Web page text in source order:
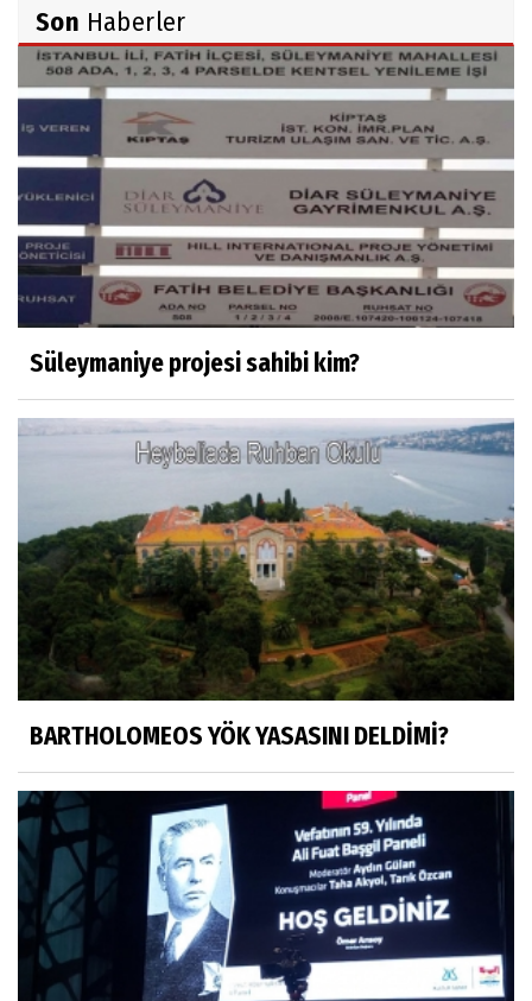
TÜRK DEVLETLERİ TEŞKİLATI'NI ANLAMAK
M. Şevket Atalay
Nüfus ve Seçmen sayıları tutarsızlığı
Misafir Yazar
Yapay zekâ platformlarında ebeveyn
kontrolü sağlamak
OLANIN ÖZETİ!.
HÜSEYİN MOVİT
HÜSEYİN MOVİT ABİMİZİN SON
PAYLAŞIMLARI
Prof. Dr. Nevzat Gözaydın
"Bir gecede millet cahil kaldı Alfabemiz
Sosyal medya
Gönenli Mehmet efendi kıssalarından biri
RIZK
Arşiv haberlerimiz
TÜRKİYEYE DEMOKRASI ŞIP DİYE GELMEDİ
Son Haberler
Süleymaniye projesi sahibi kim?
BARTHOLOMEOS YÖK YASASINI DELDİMİ?